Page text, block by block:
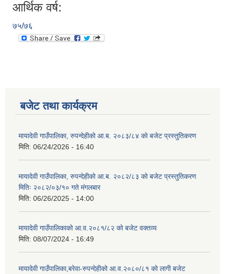
आर्थिक वर्ष:
७५/७६
बजेट तथा कार्यक्रम
मायादेवी गाउँपालिका, रुपन्देहीको आ.ब. २०८३/८४ को बजेट प्रस्तुतिकरण
मिति: 06/24/2026 - 16:40
मायादेवी गाउँपालिका, रुपन्देहीको आ.ब. २०८२/८३ को बजेट प्रस्तुतिकरण
मितिः २०८२/०३/१० गते मंगलबार
मिति: 06/26/2025 - 14:00
मायादेवी गाउँपालिकाको आ.व.२०८१/८२ को बजेट वक्तव्य
मिति: 08/07/2024 - 16:49
मायादेवी गाउँपालिका,बरेवा-रुपन्देहीको आ.व.२०८०/८१ को लागी बजेट